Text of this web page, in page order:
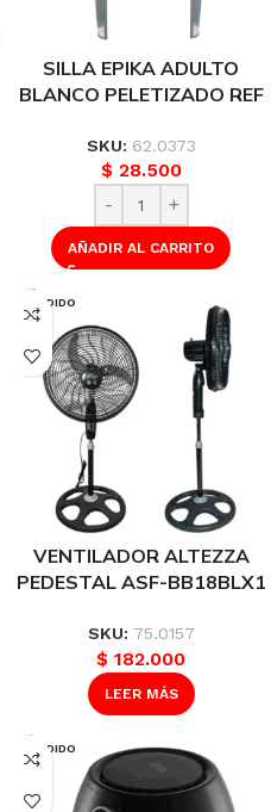
SILLA EPIKA ADULTO
BLANCO PELETIZADO REF
SKU: 62.0373
$28.500
AÑADIR AL CARRITO
VENDIDO
VENTILADOR ALTEZZA
PEDESTAL ASF-BB18BLX1
PLASTICA REF A
SKU: 75.0157
$ 182.000
LEER MÁS
VENDIDO